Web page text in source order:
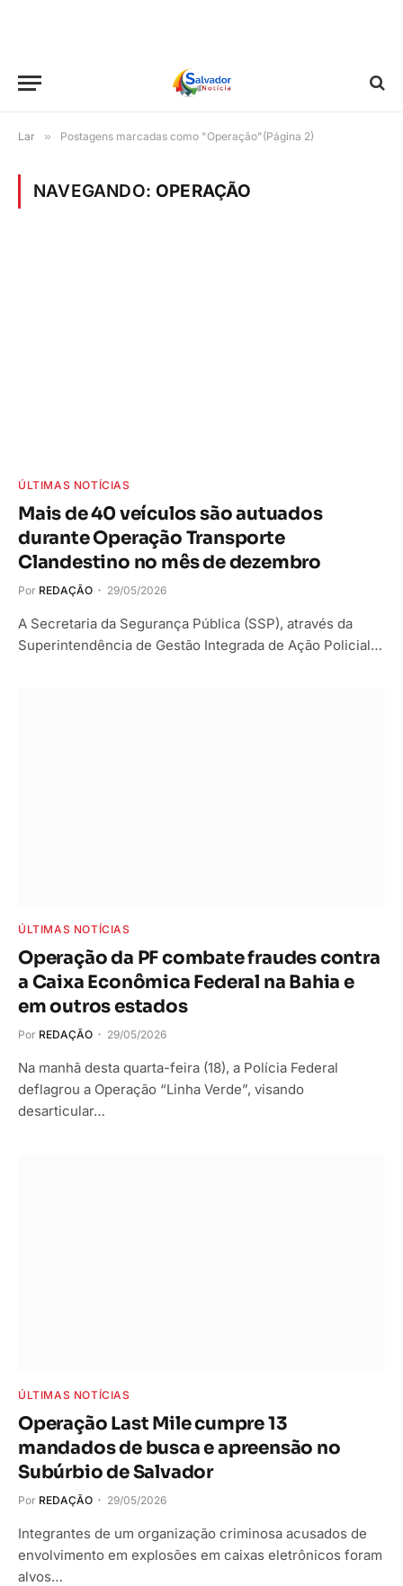
Lar » Postagens marcadas como "Operação"(Página 2)
NAVEGANDO: OPERAÇÃO
ÚLTIMAS NOTÍCIAS
Mais de 40 veículos são autuados
durante Operação Transporte
Clandestino no mês de dezembro
Por REDAÇÃO 29/05/2026
A Secretaria da Segurança Pública (SSP), através da
Superintendência de Gestão Integrada de Ação Policial…
ÚLTIMAS NOTÍCIAS
Operação da PF combate fraudes contra
a Caixa Econômica Federal na Bahia e
em outros estados
Por REDAÇÃO 29/05/2026
Na manhã desta quarta-feira (18), a Polícia Federal
deflagrou a Operação “Linha Verde”, visando
desarticular…
ÚLTIMAS NOTÍCIAS
Operação Last Mile cumpre 13
mandados de busca e apreensão no
Subúrbio de Salvador
Por REDAÇÃO 29/05/2026
Integrantes de um organização criminosa acusados de
envolvimento em explosões em caixas eletrônicos foram
alvos…